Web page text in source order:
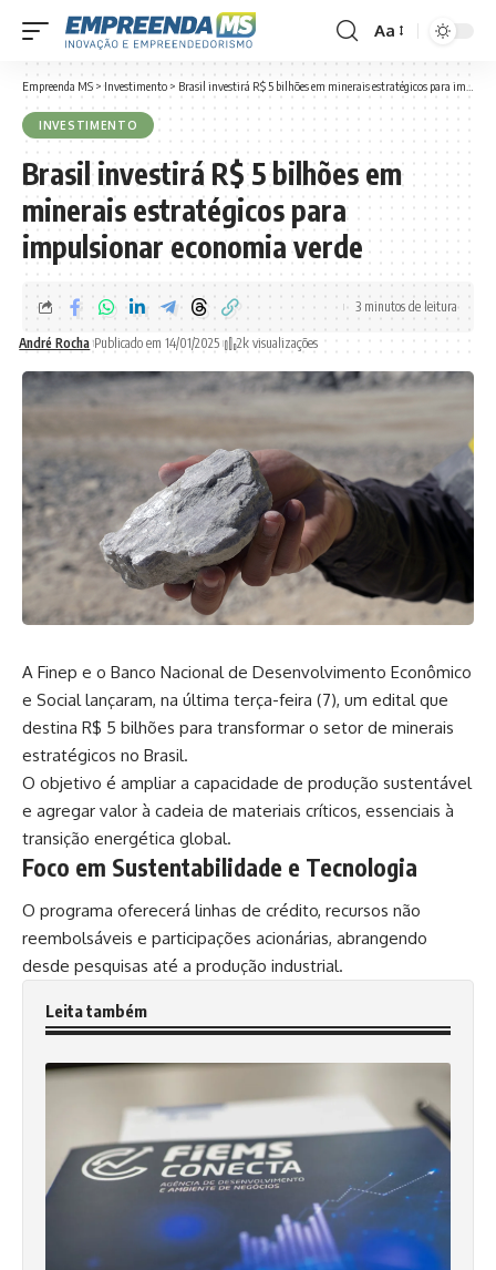
Font
Resizer
Aa
Empreenda MS>Investimento> Brasil investirá R$ 5 bilhões em minerais estratégicos para impulsionar economia verde
INVESTIMENTO
Brasil investirá R$ 5 bilhões em
minerais estratégicos para
impulsionar economia verde
André Rocha Publicado em 14/01/2025 2k visualizações
3 minutos de leitura
A Finep e o Banco Nacional de Desenvolvimento Econômico
e Social lançaram, na última terça-feira (7), um edital que
destina R$ 5 bilhões para transformar o setor de minerais
estratégicos no Brasil.
O objetivo é ampliar a capacidade de produção sustentável
e agregar valor à cadeia de materiais críticos, essenciais à
transição energética global.
Foco em Sustentabilidade e Tecnologia
O programa oferecerá linhas de crédito, recursos não
reembolsáveis e participações acionárias, abrangendo
desde pesquisas até a produção industrial.
Leita também